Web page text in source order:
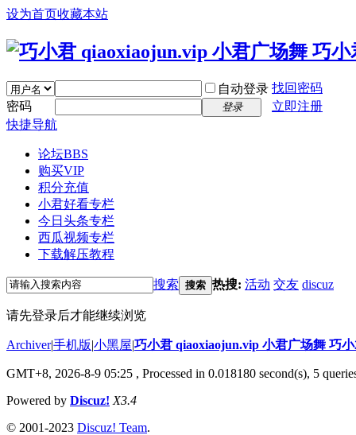
设为首页收藏本站
自动登录 找回密码
密码
登录
立即注册
快捷导航
论坛BBS
购买VIP
积分充值
小君好看专栏
今日头条专栏
西瓜视频专栏
下载解压教程
搜索 搜索 热搜: 活动 交友 discuz
请先登录后才能继续浏览
Archiver|手机版|小黑屋|巧小君 qiaoxiaojun.vip 小君广场舞 巧
GMT+8, 2026-8-9 05:25 , Processed in 0.018180 second(s), 5
Powered by Discuz! X3.4
© 2001-2023 Discuz! Team.